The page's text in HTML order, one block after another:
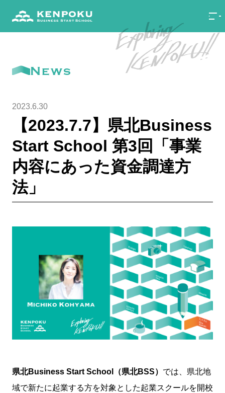
News
2023.6.30
【2023.7.7】県北Business
Start School 第3回「事業
内容にあった資金調達方
法」
県北Business Start School（県北BSS） では、県北地
域で新たに起業する方を対象とした起業スクールを開校